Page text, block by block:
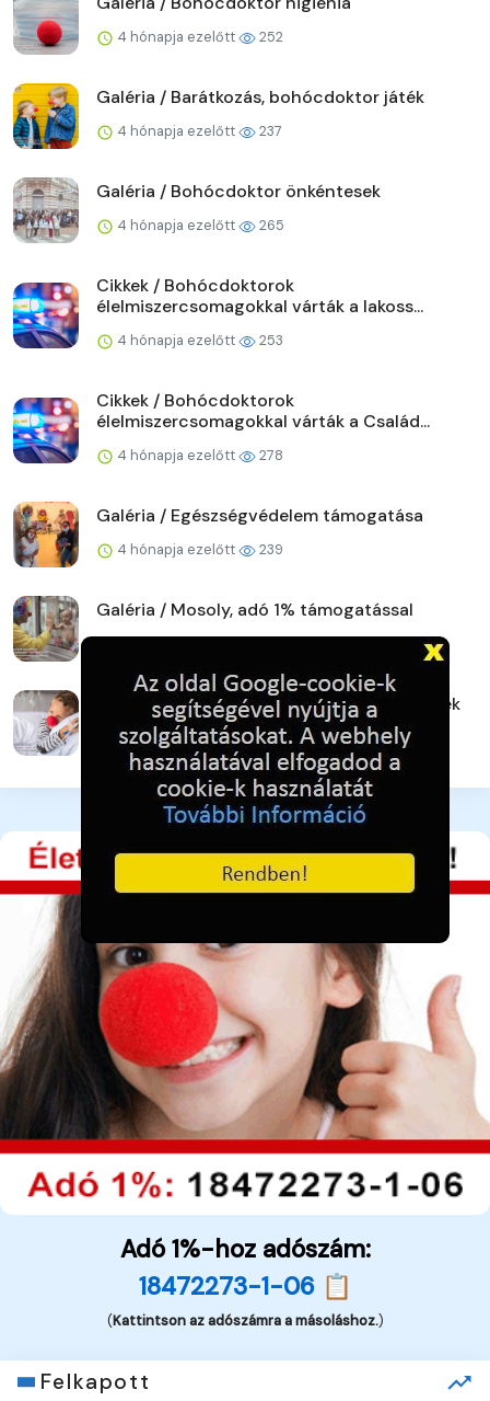
4 hónapja ezelőtt 252
Galéria / Barátkozás, bohócdoktor játék
4 hónapja ezelőtt 237
Galéria / Bohócdoktor önkéntesek
4 hónapja ezelőtt 265
Cikkek / Bohócdoktorok
élelmiszercsomagokkal várták a lakoss...
4 hónapja ezelőtt 253
Cikkek / Bohócdoktorok
élelmiszercsomagokkal várták a Család...
4 hónapja ezelőtt 278
Galéria / Egészségvédelem támogatása
4 hónapja ezelőtt 239
Galéria / Mosoly, adó 1% támogatással
Galéria / Bohócdoktorok, Adó 1% gyermekek
4 hónapja ezelőtt 254
Adó 1%-hoz adószám:
18472273-1-06 📋
(Kattintson az adószámra a másoláshoz.)
Felkapott